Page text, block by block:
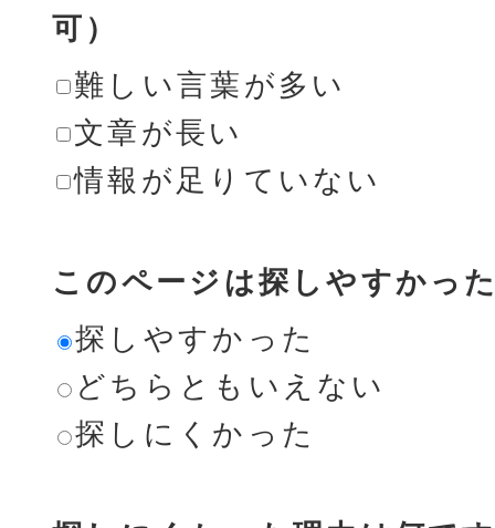
可）
難しい言葉が多い
文章が長い
情報が足りていない
このページは探しやすかっ
探しやすかった
どちらともいえない
探しにくかった